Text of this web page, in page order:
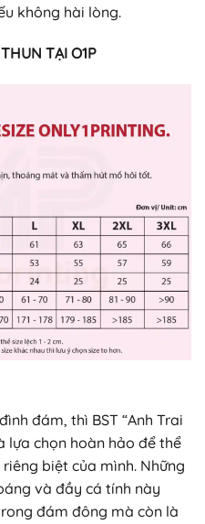
không hài lòng.
TẠI O1P
đám, thì BST “Anh Trai
lựa chọn hoàn hảo để thể
biệt của mình. Những
và đầy cá tính này
đám đông mà còn là